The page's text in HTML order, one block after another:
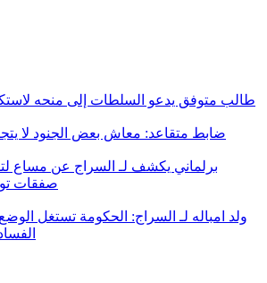
طالب متوفق يدعو السلطات إلى منحه
ضابط متقاعد: معاش بعض الجنود لا يتجاوز 7000 أوقية
برلماني يكشف لـ السراج عن مساع
صفقات
ولد امباله لـ السراج: الحكومة تستغل